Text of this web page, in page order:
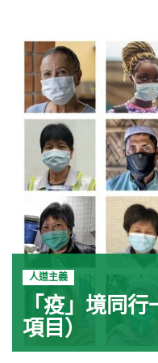
人道主義
「疫」境同
項目）